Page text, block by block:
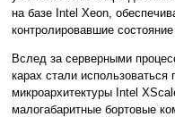
на базе Intel Xeon,
контролировавшие
Вслед за серверными
карах стали
микроархитектуры Intel
малогабаритные бортовые